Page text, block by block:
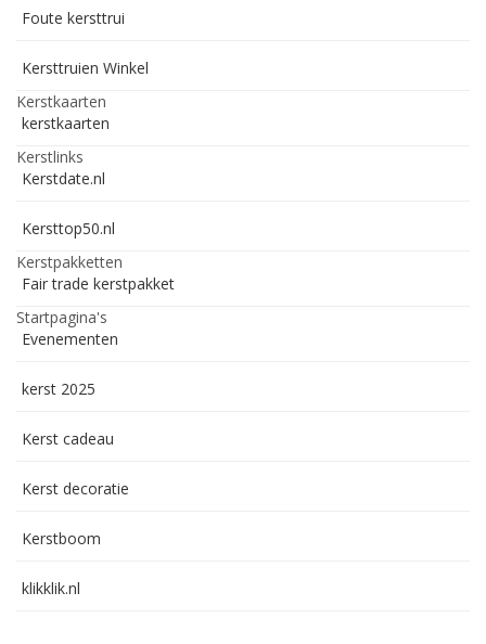
Foute kersttrui
Kersttruien Winkel
Kerstkaarten
kerstkaarten
Kerstlinks
Kerstdate.nl
Kersttop50.nl
Kerstpakketten
Fair trade kerstpakket
Startpagina's
Evenementen
kerst 2025
Kerst cadeau
Kerst decoratie
Kerstboom
klikklik.nl